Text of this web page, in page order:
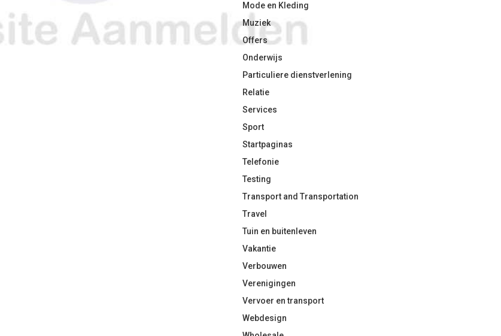
Mode en Kleding
Muziek
Offers
Onderwijs
Particuliere dienstverlening
Relatie
Services
Sport
Startpaginas
Telefonie
Testing
Transport and Transportation
Travel
Tuin en buitenleven
Vakantie
Verbouwen
Verenigingen
Vervoer en transport
Webdesign